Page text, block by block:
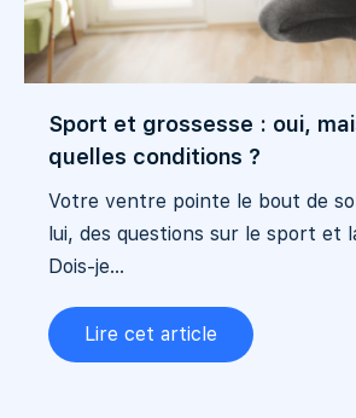
Sport et grossesse : oui,
quelles conditions ?
Votre ventre pointe le bout de
lui, des questions sur le sport et
Dois-je...
Lire cet article